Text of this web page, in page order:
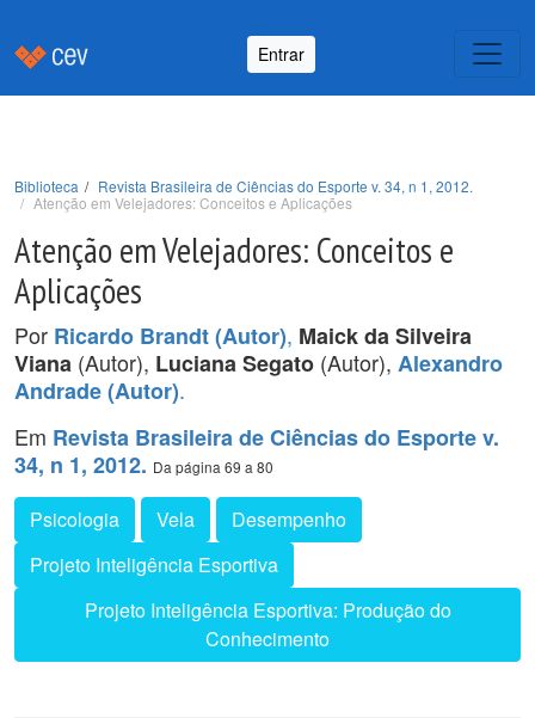
Entrar
Biblioteca
Revista Brasileira de Ciências do Esporte v. 34, n 1, 2012.
Atenção em Velejadores: Conceitos e Aplicações
Atenção em Velejadores: Conceitos e
Aplicações
Por Ricardo Brandt (Autor), Maick da Silveira
Viana (Autor), Luciana Segato (Autor), Alexandro
Andrade (Autor).
Em Revista Brasileira de Ciências do Esporte v.
34, n 1, 2012. Da página 69 a 80
Psicologia Vela
Desempenho
Projeto Inteligência Esportiva
Projeto Inteligência Esportiva: Produção do
Conhecimento